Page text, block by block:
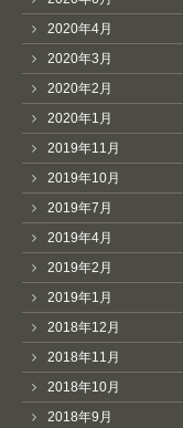
2020年4月
2020年3月
2020年2月
2020年1月
2019年11月
2019年10月
2019年7月
2019年4月
2019年2月
2019年1月
2018年12月
2018年11月
2018年10月
2018年9月